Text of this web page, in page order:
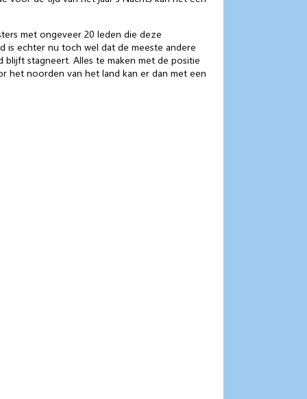
met ongeveer 20 leden die deze
is echter nu toch wel dat de meeste andere
stagneert. Alles te maken met de positie
het noorden van het land kan er dan met een